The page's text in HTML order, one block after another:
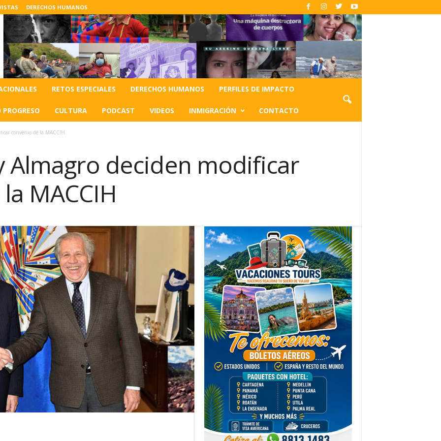
DERECHOS HUMANOS
RETOS ESPECIALES DERECHOS HUMANOS PERFILES DE IMPACTO
PROGRESO CULTURA PODCAST VIDEOS INMIGRACIÓN CONTACTO
convenio de la MACCIH
Almagro deciden modificar
MACCIH